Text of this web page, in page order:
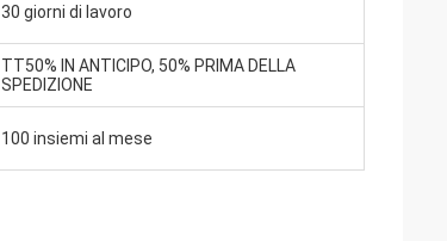
30 giorni di lavoro
TT50% IN ANTICIPO, 50% PRIMA DELLA
SPEDIZIONE
100 insiemi al mese